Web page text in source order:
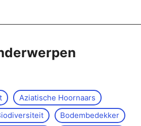
Aziatische Hoornaars
Bodembedekker